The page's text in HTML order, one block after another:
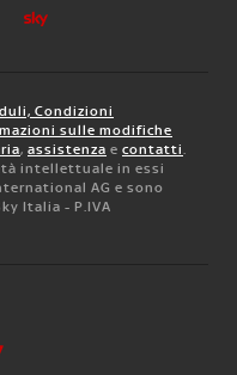
Condizioni
sulle modifiche
, assistenza e contatti.
intellettuale in essi
AG e sono
Italia - P.IVA